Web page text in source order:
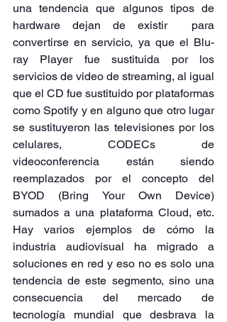
una tendencia que algunos tipos de
hardware dejan de existir  para
convertirse en servicio, ya que el Blu-
ray Player fue sustituida por los
servicios de video de streaming, al igual
que el CD fue sustituido por plataformas
como Spotify y en alguno que otro lugar
se sustituyeron las televisiones por los
celulares, CODECs de
videoconferencia están siendo
reemplazados por el concepto del
BYOD (Bring Your Own Device)
sumados a una plataforma Cloud, etc.
Hay varios ejemplos de cómo la
industria audiovisual ha migrado a
soluciones en red y eso no es solo una
tendencia de este segmento, sino una
consecuencia del mercado de
tecnología mundial que desbrava la